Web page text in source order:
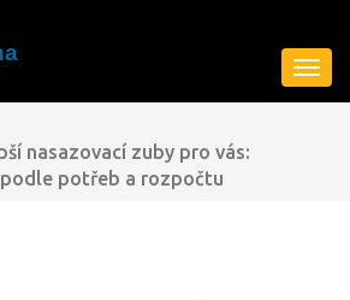
nasazovací zuby pro vás:
potřeb a rozpočtu